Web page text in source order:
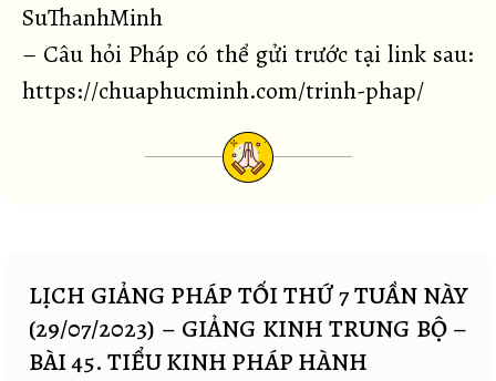
SuThanhMinh
– Câu hỏi Pháp có thể gửi trước tại link sau:
https://chuaphucminh.com/trinh-phap/
LỊCH GIẢNG PHÁP TỐI THỨ 7 TUẦN NÀY
(29/07/2023) – GIẢNG KINH TRUNG BỘ –
BÀI 45. TIỂU KINH PHÁP HÀNH